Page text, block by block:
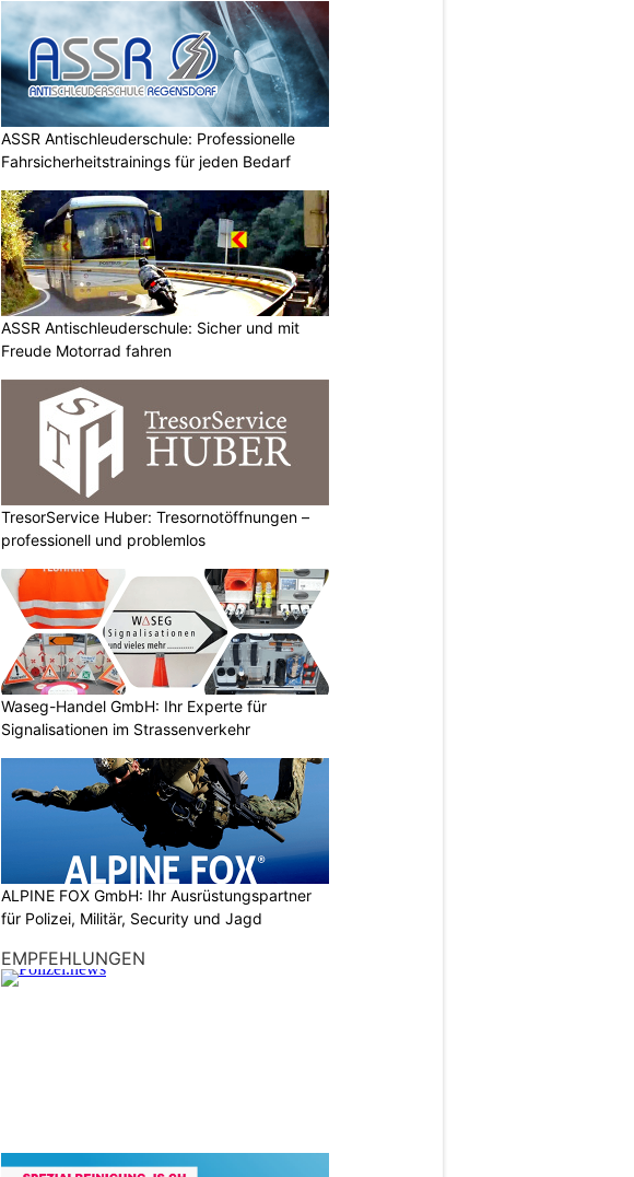
ASSR Antischleuderschule: Professionelle
Fahrsicherheitstrainings für jeden Bedarf
ASSR Antischleuderschule: Sicher und mit
Freude Motorrad fahren
TresorService Huber: Tresornotöffnungen –
professionell und problemlos
Waseg-Handel GmbH: Ihr Experte für
Signalisationen im Strassenverkehr
ALPINE FOX GmbH: Ihr Ausrüstungspartner
für Polizei, Militär, Security und Jagd
EMPFEHLUNGEN